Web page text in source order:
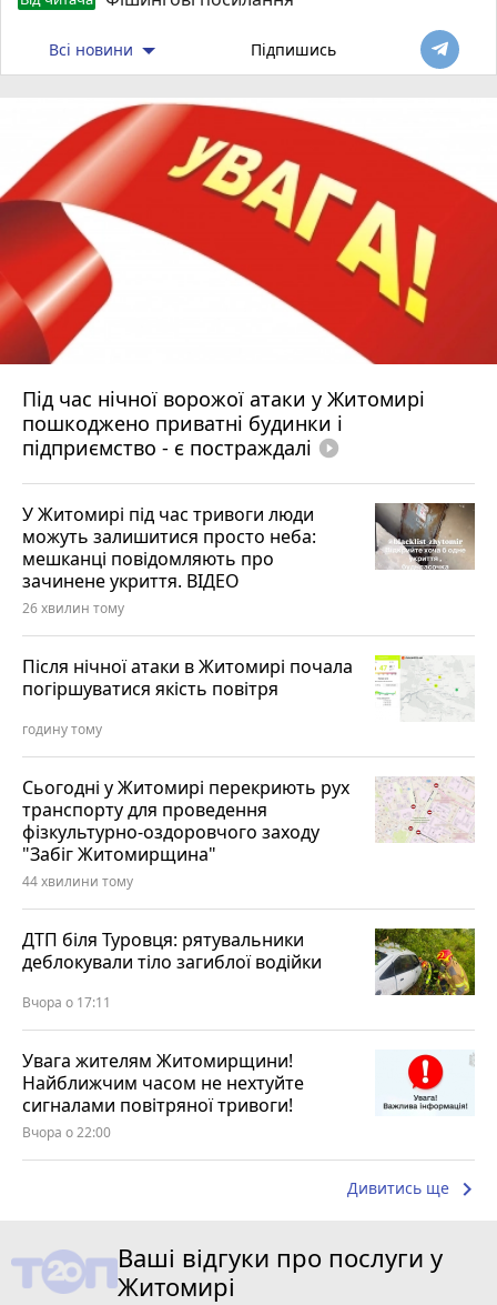
Всі новини Підпишись
Під час нічної ворожої атаки у Житомирі
пошкоджено приватні будинки і
підприємство - є постраждалі play_circle_filled
У Житомирі під час тривоги люди
можуть залишитися просто неба:
мешканці повідомляють про
зачинене укриття. ВІДЕО
26 хвилин тому
Після нічної атаки в Житомирі почала
погіршуватися якість повітря
годину тому
Сьогодні у Житомирі перекриють рух
транспорту для проведення
фізкультурно-оздоровчого заходу
"Забіг Житомирщина"
44 хвилини тому
ДТП біля Туровця: рятувальники
деблокували тіло загиблої водійки
Вчора о 17:11
Увага жителям Житомирщини!
Найближчим часом не нехтуйте
сигналами повітряної тривоги!
Вчора о 22:00
Дивитись ще keyboard_arrow_right
Ваші відгуки про послуги у
Житомирі